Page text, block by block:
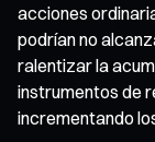
acciones
podrían no
ralentizar la
instrumentos de
incrementando